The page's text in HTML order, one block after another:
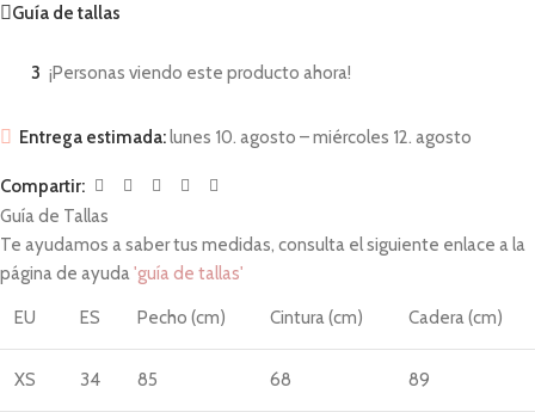
Guía de tallas
3 ¡Personas viendo este producto ahora!
Entrega estimada:lunes 10. agosto – miércoles 12. agosto
Compartir:
Guía de Tallas
Te ayudamos a saber tus medidas, consulta el siguiente enlace a la
página de ayuda'guía de tallas'
EU ES Pecho (cm) Cintura (cm) Cadera (cm)
XS 34 85 68 89